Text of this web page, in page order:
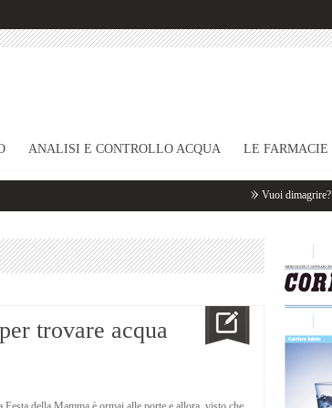
ANALISI E CONTROLLO ACQUA LE FARMACIE
Vuoi dimagrire?
trovare acqua